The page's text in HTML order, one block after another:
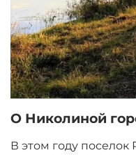
О Николиной
В этом году